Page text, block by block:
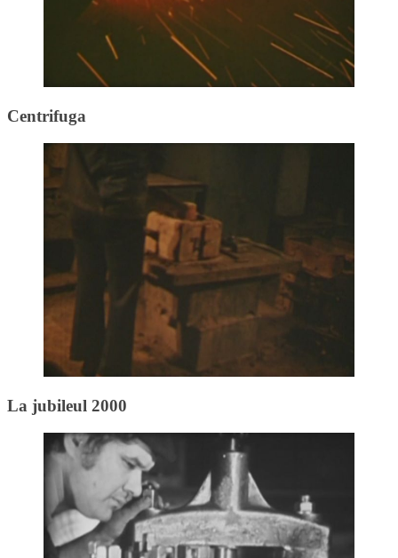
Centrifuga
La jubileul 2000